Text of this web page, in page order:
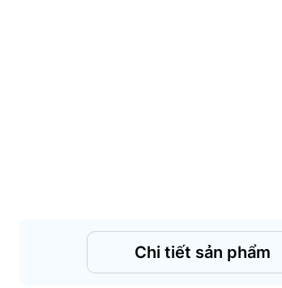
Chi tiết sản phẩm